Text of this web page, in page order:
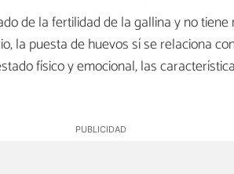
de la fertilidad de la gallina y no
la puesta de huevos sí se relaciona
físico y emocional, las